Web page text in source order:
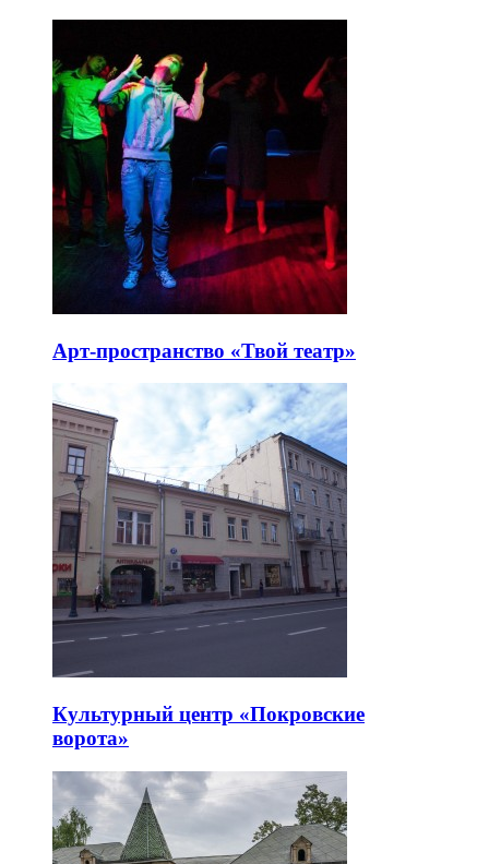
Арт-пространство «Твой театр»
Культурный центр «Покровские
ворота»